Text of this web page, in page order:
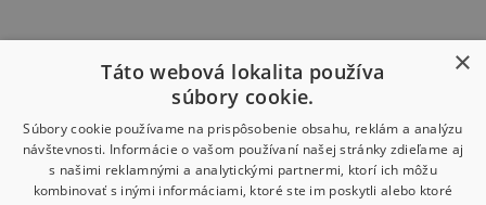
×
Táto webová lokalita používa
súbory cookie.
Súbory cookie používame na prispôsobenie obsahu, reklám a analýzu
návštevnosti. Informácie o vašom používaní našej stránky zdieľame aj
s našimi reklamnými a analytickými partnermi, ktorí ich môžu
kombinovať s inými informáciami, ktoré ste im poskytli alebo ktoré